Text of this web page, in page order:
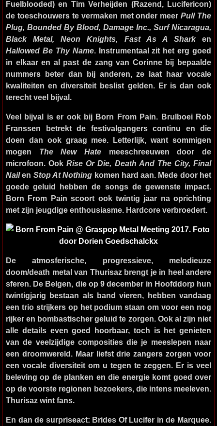
Fuelblooded) en Tim Verheijden (Razend, Lucifericon)
de toeschouwers te vermaken met onder meerPull The
Plug, Bounded By Blood, Damage Inc., Surf Nicaragua,
Black Metal, Neon Knights, Fast As A Sharken
Hallowed Be Thy Name. Instrumentaal zit het erg goed
in elkaar en al past de zang van Corinne bij bepaalde
nummers beter dan bij anderen, ze laat haar vocale
kwaliteiten en diversiteit beslist gelden. Er is dan ook
terecht veel bijval.
Veel bijval is er ook bij Born From Pain. Brulboei Rob
Franssen betrekt de festivalgangers continu en die
doen dan ook graag mee. Letterlijk, want sommigen
mogen The New Hate meeschreeuwen door de
microfoon. OokRise Or Die, Death And The City, Final
Nailen Stop At Nothing komen hard aan. Mede door het
goede geluid hebben de songs de gewenste impact.
Born From Pain scoort ook twintig jaar na oprichting
met zijn jeugdige enthousiasme. Hardcore verbroedert.
De atmosferische, progressieve, melodieuze
doom/death metal van Thurisazbrengt je in heel andere
sferen. De Belgen, die op 9 december in Hoofddorp hun
twintigjarig bestaan als band vieren, hebben vandaag
een trio strijkers op het podium staan om voor een nog
rijker en bombastischer geluid te zorgen. Ook al zijn niet
alle details even goed hoorbaar, toch is het genieten
van de veelzijdige composities die je meeslepen naar
een droomwereld. Maar liefst drie zangers zorgen voor
een vocale diversiteit om u tegen te zeggen. Er is veel
beleving op de planken en die energie komt goed over
op de voorste regionen bezoekers, die intens meeleven.
Thurisaz wint fans.
En dan de surpriseact: Brides Of Lucifer in de Marquee.